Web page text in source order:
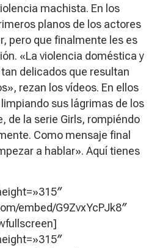
machista. En los
planos de los actores
pero que finalmente les es
«La violencia doméstica y
delicados que resultan
rezan los vídeos. En ellos
sus lágrimas de los
de la serie Girls, rompiéndo
Como mensaje final
a hablar». Aquí tienes
embed/G9ZvxYcPJk8″